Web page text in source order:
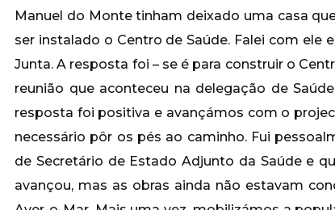
Manuel do Monte tinham deixado uma casa
ser instalado o Centro de Saúde. Falei com ele
Junta. A resposta foi – se é para construir o
reunião que aconteceu na delegação de
resposta foi positiva e avançámos com o
necessário pôr os pés ao caminho. Fui
de Secretário de Estado Adjunto da Saúde e
avançou, mas as obras ainda não estavam